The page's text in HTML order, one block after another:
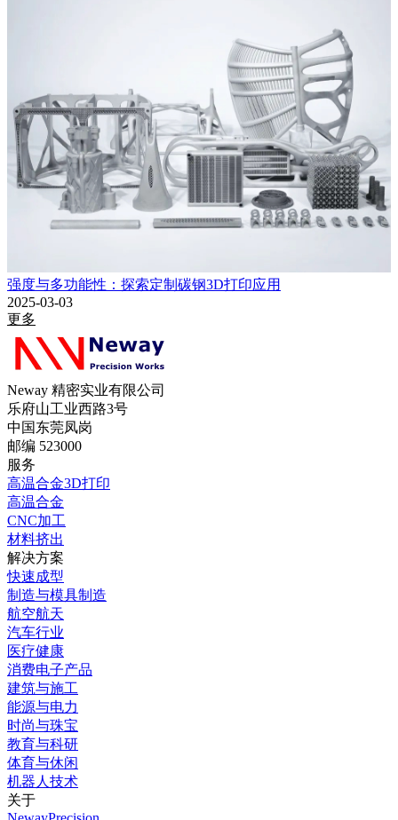
强度与多功能性：探索定制碳钢3D打印应用
2025-03-03
更多
Neway 精密实业有限公司
乐府山工业西路3号
中国东莞凤岗
邮编 523000
服务
高温合金3D打印
高温合金
CNC加工
材料挤出
解决方案
快速成型
制造与模具制造
航空航天
汽车行业
医疗健康
消费电子产品
建筑与施工
能源与电力
时尚与珠宝
教育与科研
体育与休闲
机器人技术
关于